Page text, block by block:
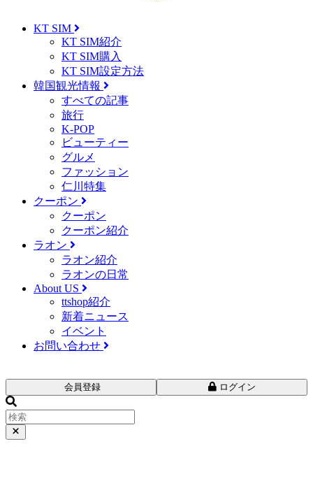
KT SIM
KT SIM紹介
KT SIM購入
KT SIM設定方法
韓国観光情報
すべての記事
旅行
K-POP
ビューティー
グルメ
ファッション
仁川特集
クーポン
クーポン
クーポン紹介
ラオン
ラオン紹介
ラオンの日常
About US
ttshop紹介
新着ニュース
イベント
お問い合わせ
会員登録 ログイン